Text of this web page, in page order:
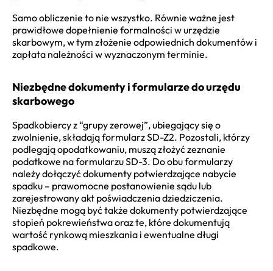
Samo obliczenie to nie wszystko. Równie ważne jest
prawidłowe dopełnienie formalności w urzędzie
skarbowym, w tym złożenie odpowiednich dokumentów i
zapłata należności w wyznaczonym terminie.
Niezbędne dokumenty i formularze do urzędu
skarbowego
Spadkobiercy z “grupy zerowej”, ubiegający się o
zwolnienie, składają formularz SD-Z2. Pozostali, którzy
podlegają opodatkowaniu, muszą złożyć zeznanie
podatkowe na formularzu SD-3. Do obu formularzy
należy dołączyć dokumenty potwierdzające nabycie
spadku – prawomocne postanowienie sądu lub
zarejestrowany akt poświadczenia dziedziczenia.
Niezbędne mogą być także dokumenty potwierdzające
stopień pokrewieństwa oraz te, które dokumentują
wartość rynkową mieszkania i ewentualne długi
spadkowe.